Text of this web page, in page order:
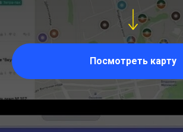
Посмотреть карту